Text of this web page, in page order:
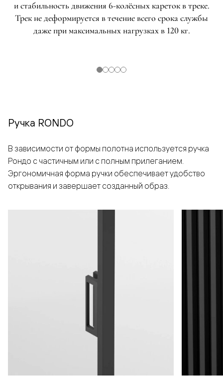
и стабильность движения 6-колёсных кареток в треке.
Трек не деформируется в течение всего срока службы
даже при максимальных нагрузках в 120 кг.
Ручка RONDO
В зависимости от формы полотна используется ручка
Рондо с частичным или с полным прилеганием.
Эргономичная форма ручки обеспечивает удобство
открывания и завершает созданный образ.